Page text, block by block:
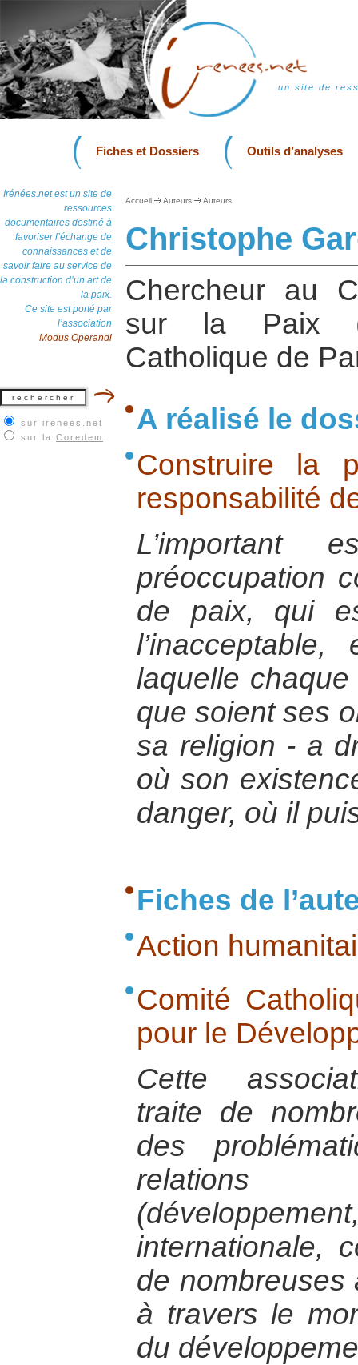
un site de
Fiches et Dossiers Outils d’analyses
Irénées.net est un site de
ressources
documentaires destiné à
favoriser l’échange de
connaissances et de
savoir faire au service de
la construction d’un art de
la paix.
Ce site est porté par
l’association
Modus Operandi
sur irenees.net
sur la Coredem
Accueil Auteurs Auteurs
Christophe
Chercheur au
sur la Paix
Catholique de
A réalisé le
Construire la
responsabilité
préoccupation
de paix, qui
l’inacceptable,
laquelle
que soient ses
sa religion - a
où son
danger, où il
Fiches de
Action
Comité
pour le
Cette
traite de
des
relations
internationale,
de nombreuses
à travers le
du